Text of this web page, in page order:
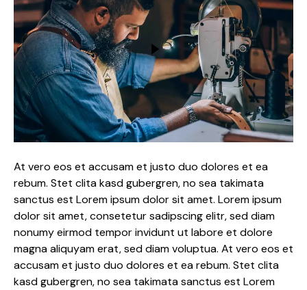
At vero eos et accusam et justo duo dolores et ea
rebum. Stet clita kasd gubergren, no sea takimata
sanctus est Lorem ipsum dolor sit amet. Lorem ipsum
dolor sit amet, consetetur sadipscing elitr, sed diam
nonumy eirmod tempor invidunt ut labore et dolore
magna aliquyam erat, sed diam voluptua. At vero eos et
accusam et justo duo dolores et ea rebum. Stet clita
kasd gubergren, no sea takimata sanctus est Lorem